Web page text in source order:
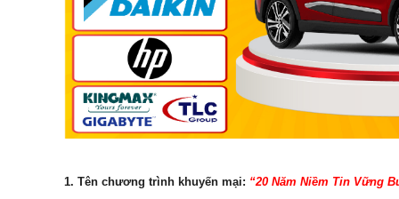
1. Tên chương trình khuyến mại: “20 Năm Niềm Tin Vững